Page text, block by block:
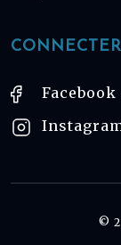
CONNECTER
Facebook
©